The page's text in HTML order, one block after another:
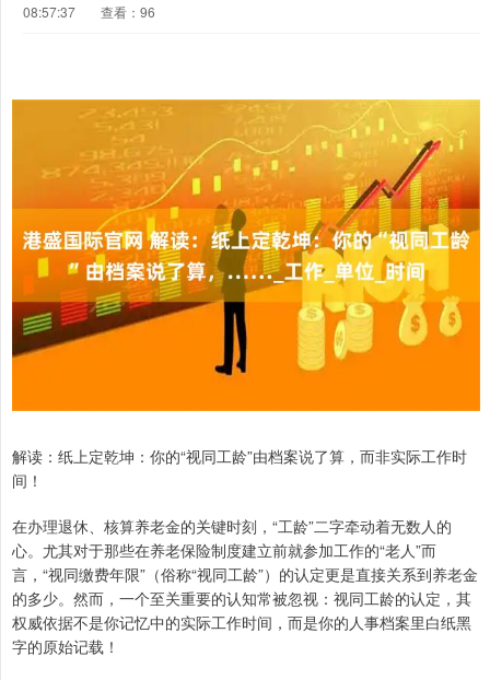
08:57:37
查看：96
解读：纸上定乾坤：你的“视同工龄”由档案说了算，而非实际工作时
间！
在办理退休、核算养老金的关键时刻，“工龄”二字牵动着无数人的
心。尤其对于那些在养老保险制度建立前就参加工作的“老人”而
言，“视同缴费年限”（俗称“视同工龄”）的认定更是直接关系到养老金
的多少。然而，一个至关重要的认知常被忽视：视同工龄的认定，其
权威依据不是你记忆中的实际工作时间，而是你的人事档案里白纸黑
字的原始记载！